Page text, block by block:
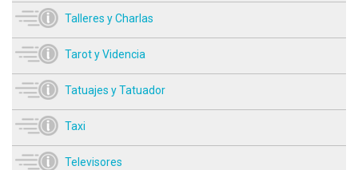
Talleres y Charlas
Tarot y Videncia
Tatuajes y Tatuador
Taxi
Televisores